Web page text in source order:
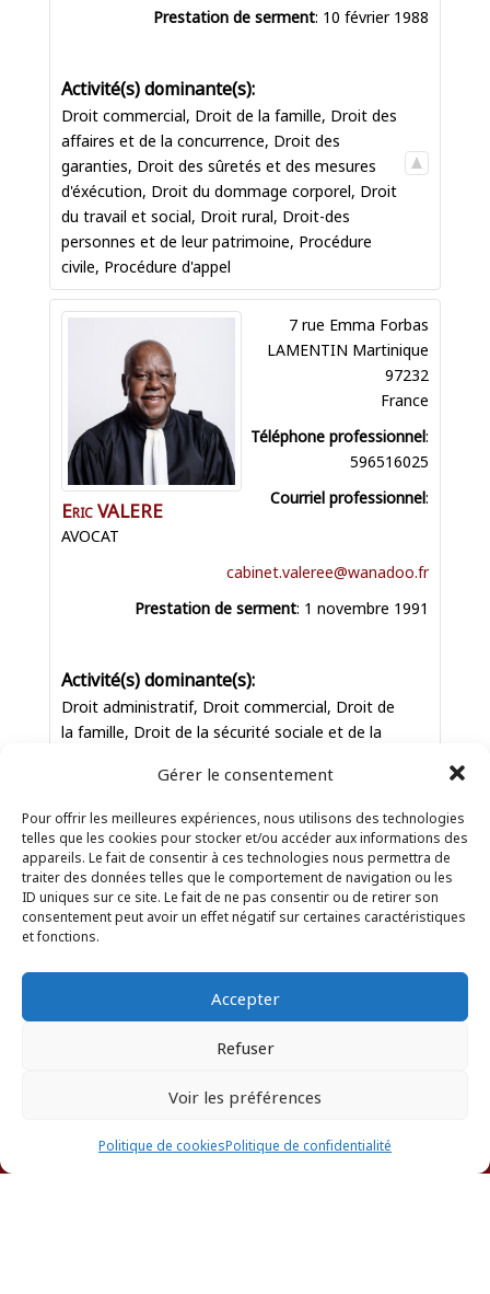
Gérer le consentement
Pour offrir les meilleures expériences, nous utilisons des technologies
telles que les cookies pour stocker et/ou accéder aux informations des
appareils. Le fait de consentir à ces technologies nous permettra de
traiter des données telles que le comportement de navigation ou les
ID uniques sur ce site. Le fait de ne pas consentir ou de retirer son
consentement peut avoir un effet négatif sur certaines caractéristiques
et fonctions.
Accepter
Refuser
Voir les préférences
Politique de cookiesPolitique de confidentialité
Prestation de serment: 10 février 1988
Droit commercial, Droit de la famille, Droit des
affaires et de la concurrence, Droit des
garanties, Droit des sûretés et des mesures
d'éxécution, Droit du dommage corporel, Droit
du travail et social, Droit rural, Droit-des
personnes et de leur patrimoine, Procédure
civile, Procédure d'appel
EricVALERE
AVOCAT
7 rue Emma Forbas
LAMENTIN Martinique
97232
France
Téléphone professionnel:
596516025
Courriel professionnel:
cabinet.valeree@wanadoo.fr
Prestation de serment: 1 novembre 1991
Droit administratif, Droit commercial, Droit de
la famille, Droit de la sécurité sociale et de la
et de la concurrence ,Droit des associations et
fondations, Droit des assurances
Droit des
étrangers et de la nationalité,Droit des
sociétés,Droit du crédit et de la
consommation,Droit du dommage corporel,
Droit du sport,Droit du travail et social,Droit
fiscal et droit douanier
Droit immobilier
Procédure d'appel
Etage